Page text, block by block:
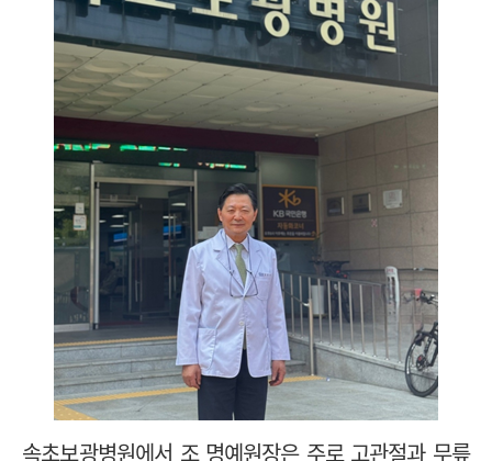
속초보광병원에서 조 명예원장은 주로 고관절과 무릎